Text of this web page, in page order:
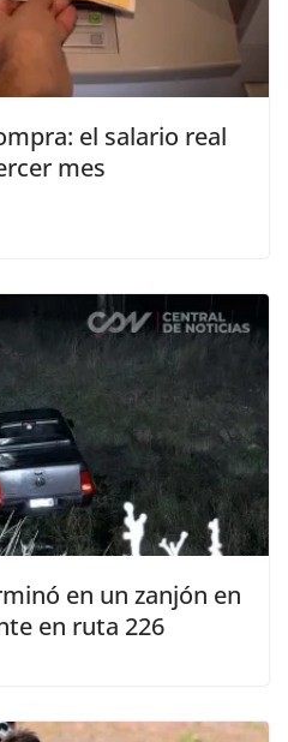
el salario real
mes
en un zanjón en
en ruta 226